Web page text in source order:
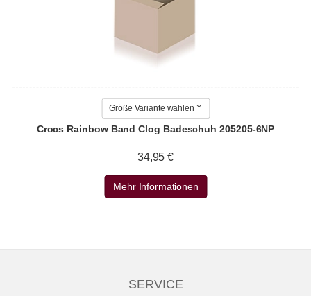
Größe Variante wählen
Crocs Rainbow Band Clog Badeschuh 205205-6NP
34,95 €
Mehr Informationen
SERVICE